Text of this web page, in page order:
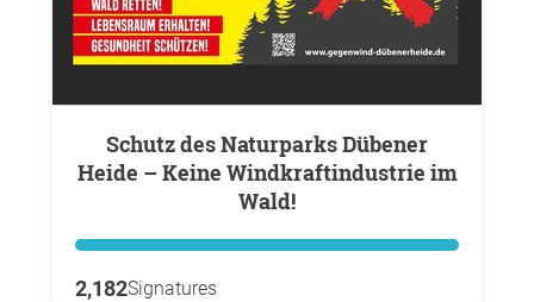
Schutz des Naturparks Dübener
Heide – Keine Windkraftindustrie im
Wald!
2,182Signatures